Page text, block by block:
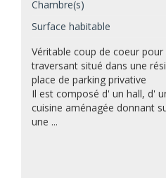
Chambre(s)
Surface habitable
Véritable coup de coeur
traversant situé dans une
place de parking privative
Il est composé d' un hall, d'
cuisine aménagée donnant
une ...